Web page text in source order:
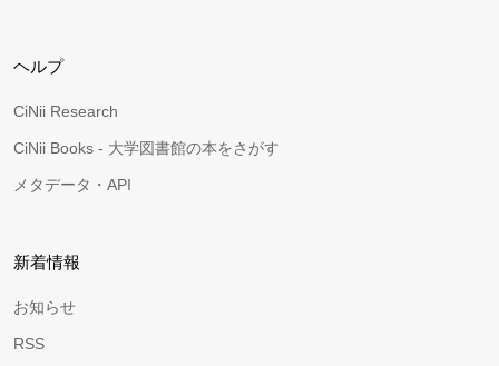
ヘルプ
CiNii Research
CiNii Books - 大学図書館の本をさがす
メタデータ・API
新着情報
お知らせ
RSS